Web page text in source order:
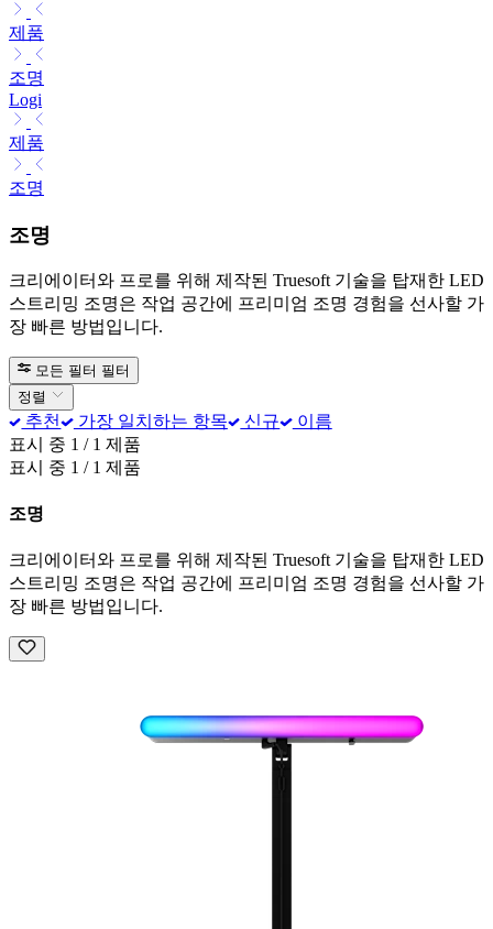
제품
조명
Logi
제품
조명
조명
크리에이터와 프로를 위해 제작된 Truesoft 기술을 탑재한 LED
스트리밍 조명은 작업 공간에 프리미엄 조명 경험을 선사할 가
장 빠른 방법입니다.
모든 필터 필터
정렬
추천 가장 일치하는 항목 신규
이름
표시 중 1 / 1 제품
표시 중 1 / 1 제품
조명
크리에이터와 프로를 위해 제작된 Truesoft 기술을 탑재한 LED
스트리밍 조명은 작업 공간에 프리미엄 조명 경험을 선사할 가
장 빠른 방법입니다.